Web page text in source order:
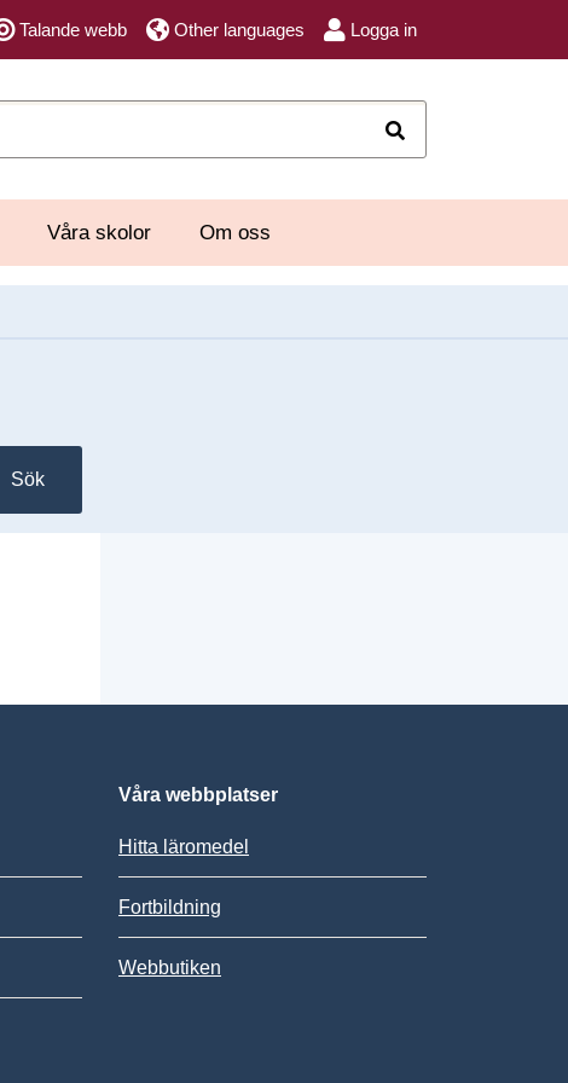
Talande webb Other languages Logga in
Våra skolor Om oss
Sök
Våra webbplatser
Hitta läromedel
Fortbildning
Webbutiken